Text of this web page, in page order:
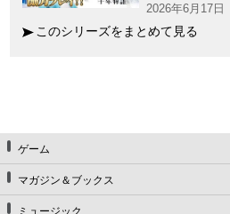
2026年6月17日
このシリーズをまとめて見る
ゲーム
マガジン＆ブックス
ミュージック